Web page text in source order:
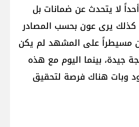
لا يتحدث عن ضمانات بل
كذلك يرى عون بحسب المصادر
مسيطراً على المشهد لم يكن
جيدة، بينما اليوم مع هذه
وبات هناك فرصة لتحقيق